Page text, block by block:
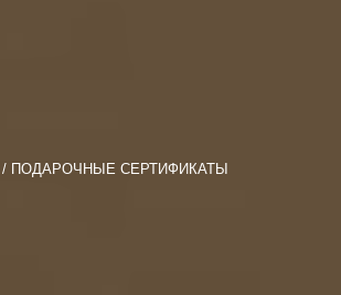
ПОДАРОЧНЫЕ СЕРТИФИКАТЫ